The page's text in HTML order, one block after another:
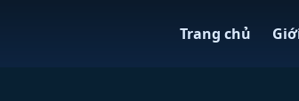
Trang chủ